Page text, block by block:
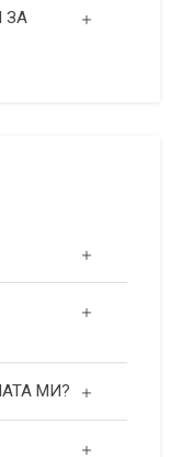
ЗА
МИ?